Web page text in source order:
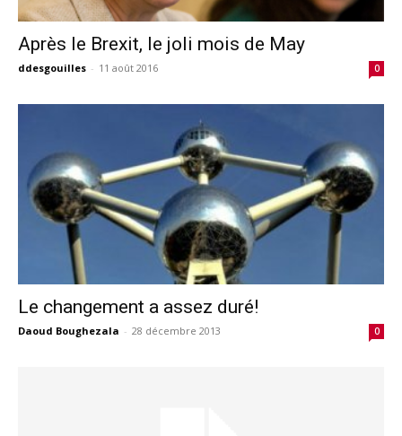
Après le Brexit, le joli mois de May
ddesgouilles - 11 août 2016 0
Le changement a assez duré!
Daoud Boughezala - 28 décembre 2013 0